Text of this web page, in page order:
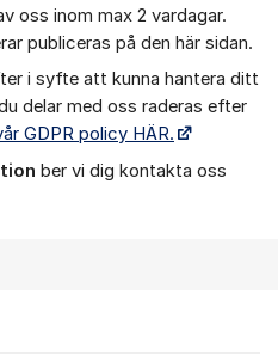
oss inom max 2 vardagar.
publiceras på den här sidan.
i syfte att kunna hantera ditt
delar med oss raderas efter
GDPR policy HÄR.
ber vi dig kontakta oss